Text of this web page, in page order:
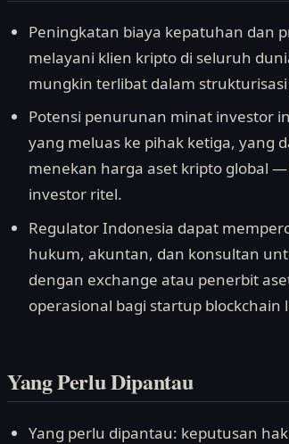
Peningkatan biaya kepatuhan dan
melayani klien kripto di seluruh
mungkin terlibat dalam
Potensi penurunan minat investor
yang meluas ke pihak ketiga, yang
menekan harga aset kripto global
investor ritel.
Regulator Indonesia dapat
hukum, akuntan, dan konsultan
dengan exchange atau penerbit
operasional bagi startup blockchain
Yang Perlu Dipantau
Yang perlu dipantau: keputusan